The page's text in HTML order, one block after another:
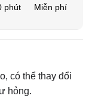
phút Miễn phí
có thể thay đổi
hỏng.